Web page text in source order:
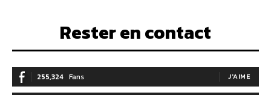
Rester en contact
255,324 Fans J'AIME